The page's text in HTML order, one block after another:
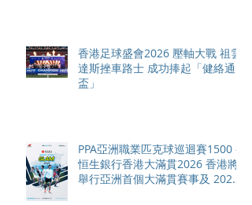
香港足球盛會2026 壓軸大戰 祖雲
達斯挫車路士 成功捧起「健絡通
盃」
PPA亞洲職業匹克球巡迴賽1500 -
恒生銀行香港大滿貫2026 香港將
舉行亞洲首個大滿貫賽事及 2026